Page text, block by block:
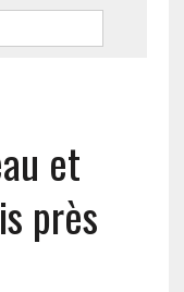
et
près